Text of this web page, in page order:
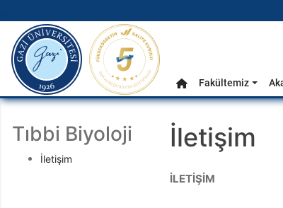
Ana Menü
gazi.edu.tr
Anasayfa
Fakültemiz
Tıbbi Biyoloji
İletişim
İletişim
İLETİŞİM